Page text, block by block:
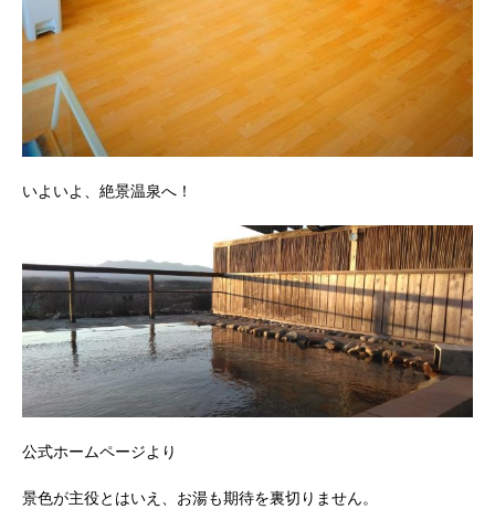
いよいよ、絶景温泉へ！
公式ホームページより
景色が主役とはいえ、お湯も期待を裏切りません。